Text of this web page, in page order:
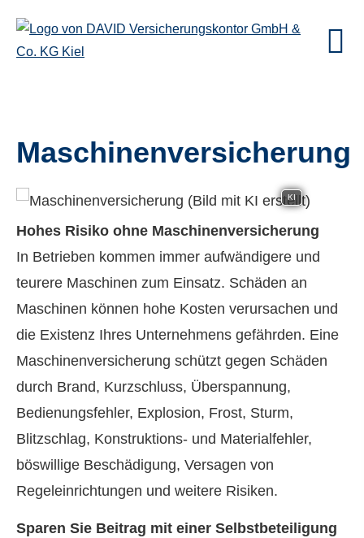
Maschinenversicherung
KI
Hohes Risiko ohne Maschinenversicherung
In Betrieben kommen immer aufwändigere und
teurere Maschinen zum Einsatz. Schäden an
Maschinen können hohe Kosten verursachen und
die Existenz Ihres Unternehmens gefährden. Eine
Maschinenversicherung schützt gegen Schäden
durch Brand, Kurzschluss, Überspannung,
Bedienungsfehler, Explosion, Frost, Sturm,
Blitzschlag, Konstruktions- und Materialfehler,
böswillige Beschädigung, Versagen von
Regeleinrichtungen und weitere Risiken.
Sparen Sie Beitrag mit einer Selbstbeteiligung